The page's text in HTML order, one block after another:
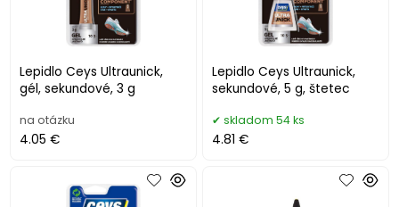
Lepidlo Ceys Ultraunick,
gél, sekundové, 3 g
na otázku
4.05 €
Lepidlo Ceys Ultraunick,
sekundové, 5 g, štetec
skladom 54 ks
4.81 €